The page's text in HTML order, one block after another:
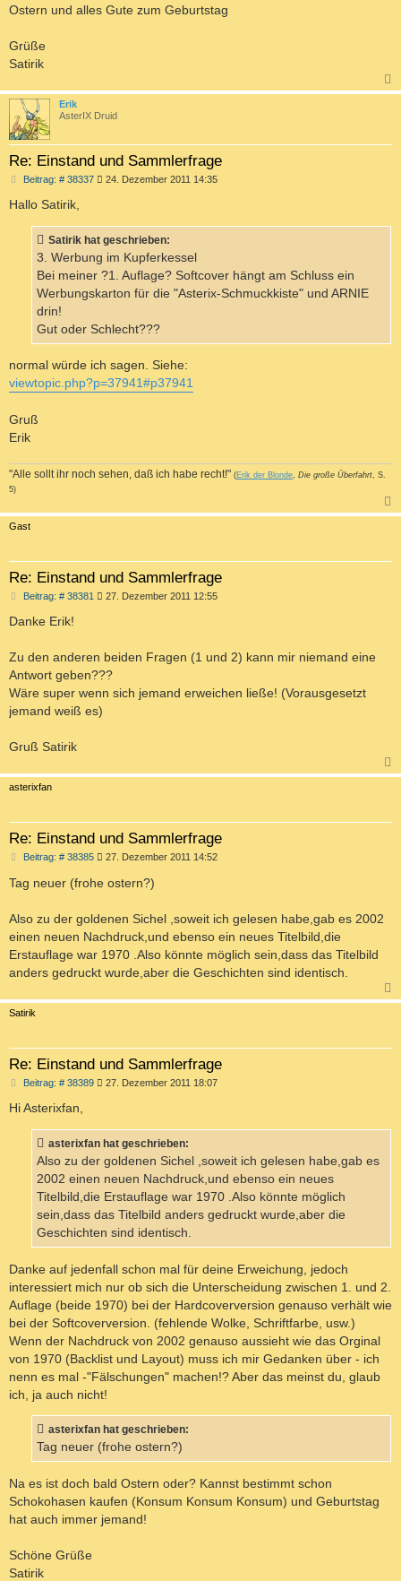
Ostern und alles Gute zum Geburtstag
Grüße
Satirik
a
Erik
AsterIX Druid
Re: Einstand und Sammlerfrage
Beitrag: # 38337B
r
a
24. Dezember 2011 14:35
Hallo Satirik,
Satirik hat geschrieben:
3. Werbung im Kupferkessel
Bei meiner ?1. Auflage? Softcover hängt am Schluss ein
Werbungskarton für die "Asterix-Schmuckkiste" und ARNIE
drin!
Gut oder Schlecht???
normal würde ich sagen. Siehe:
viewtopic.php?p=37941#p37941
Gruß
Erik
"Alle sollt ihr noch sehen, daß ich habe recht!" (Erik der Blonde Die große Überfahrt , S.
5)
a
Gast
Re: Einstand und Sammlerfrage
Beitrag: # 38381 B
a
g
27. Dezember 2011 12:55
Danke Erik!
Zu den anderen beiden Fragen (1 und 2) kann mir niemand eine
Antwort geben???
Wäre super wenn sich jemand erweichen ließe! (Vorausgesetzt
jemand weiß es)
Gruß Satirik
a
asterixfan
Re: Einstand und Sammlerfrage
Beitrag: # 38385B
i
a
g
27. Dezember 2011 14:52
Tag neuer (frohe ostern?)
Also zu der goldenen Sichel ,soweit ich gelesen habe,gab es 2002
einen neuen Nachdruck,und ebenso ein neues Titelbild,die
Erstauflage war 1970 .Also könnte möglich sein,dass das Titelbild
anders gedruckt wurde,aber die Geschichten sind identisch.
a
Satirik
Re: Einstand und Sammlerfrage
Beitrag: # 38389B
r
a
27. Dezember 2011 18:07
Hi Asterixfan,
asterixfan hat geschrieben:
Also zu der goldenen Sichel ,soweit ich gelesen habe,gab es
2002 einen neuen Nachdruck,und ebenso ein neues
Titelbild,die Erstauflage war 1970 .Also könnte möglich
sein,dass das Titelbild anders gedruckt wurde,aber die
Geschichten sind identisch.
Danke auf jedenfall schon mal für deine Erweichung, jedoch
interessiert mich nur ob sich die Unterscheidung zwischen 1. und 2.
Auflage (beide 1970) bei der Hardcoverversion genauso verhält wie
bei der Softcoverversion. (fehlende Wolke, Schriftfarbe, usw.)
Wenn der Nachdruck von 2002 genauso aussieht wie das Orginal
von 1970 (Backlist und Layout) muss ich mir Gedanken über - ich
nenn es mal -"Fälschungen" machen!? Aber das meinst du, glaub
ich, ja auch nicht!
asterixfan hat geschrieben:
Tag neuer (frohe ostern?)
Na es ist doch bald Ostern oder? Kannst bestimmt schon
Schokohasen kaufen (Konsum Konsum Konsum) und Geburtstag
hat auch immer jemand!
Schöne Grüße
Satirik